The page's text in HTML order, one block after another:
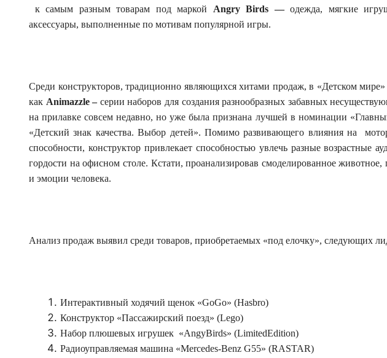
к самым разным товарам под маркой Angry Birds —одежда, мягкие
аксессуары, выполненные по мотивам популярной игры.
Среди конструкторов, традиционно являющихся хитами продаж, в «Детском
как Animazzle– серии наборов для создания разнообразных забавных
на прилавке совсем недавно, но уже была признана лучшей в номинации
«Детский знак качества. Выбор детей». Помимо развивающего влияния на
способности, конструктор привлекает способностью увлечь разные возрастные
гордости на офисном столе. Кстати, проанализировав смоделированное животное,
и эмоции человека.
Анализ продаж выявил среди товаров, приобретаемых «под елочку», следующих
Интерактивный ходячий щенок «GoGo» (Hasbro)
Конструктор «Пассажирский поезд» (Lego)
Набор плюшевых игрушек «AngyBirds» (LimitedEdition)
Радиоуправляемая машина «Mercedes-Benz G55» (RASTAR)